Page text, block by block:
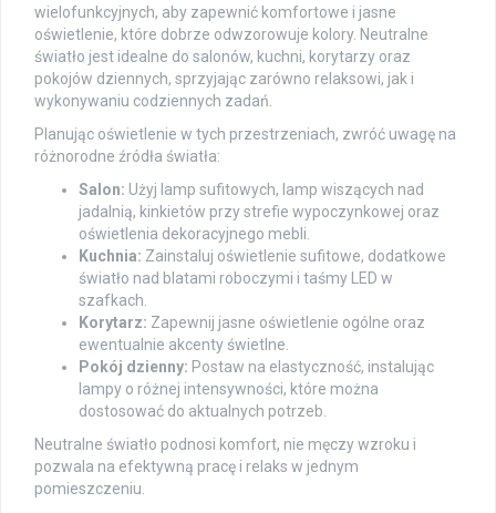
wielofunkcyjnych, aby zapewnić komfortowe i jasne
oświetlenie, które dobrze odwzorowuje kolory. Neutralne
światło jest idealne do salonów, kuchni, korytarzy oraz
pokojów dziennych, sprzyjając zarówno relaksowi, jak i
wykonywaniu codziennych zadań.
Planując oświetlenie w tych przestrzeniach, zwróć uwagę na
różnorodne źródła światła:
Salon: Użyj lamp sufitowych, lamp wiszących nad
jadalnią, kinkietów przy strefie wypoczynkowej oraz
oświetlenia dekoracyjnego mebli.
Kuchnia: Zainstaluj oświetlenie sufitowe, dodatkowe
światło nad blatami roboczymi i taśmy LED w
szafkach.
Korytarz: Zapewnij jasne oświetlenie ogólne oraz
ewentualnie akcenty świetlne.
Pokój dzienny: Postaw na elastyczność, instalując
lampy o różnej intensywności, które można
dostosować do aktualnych potrzeb.
Neutralne światło podnosi komfort, nie męczy wzroku i
pozwala na efektywną pracę i relaks w jednym
pomieszczeniu.